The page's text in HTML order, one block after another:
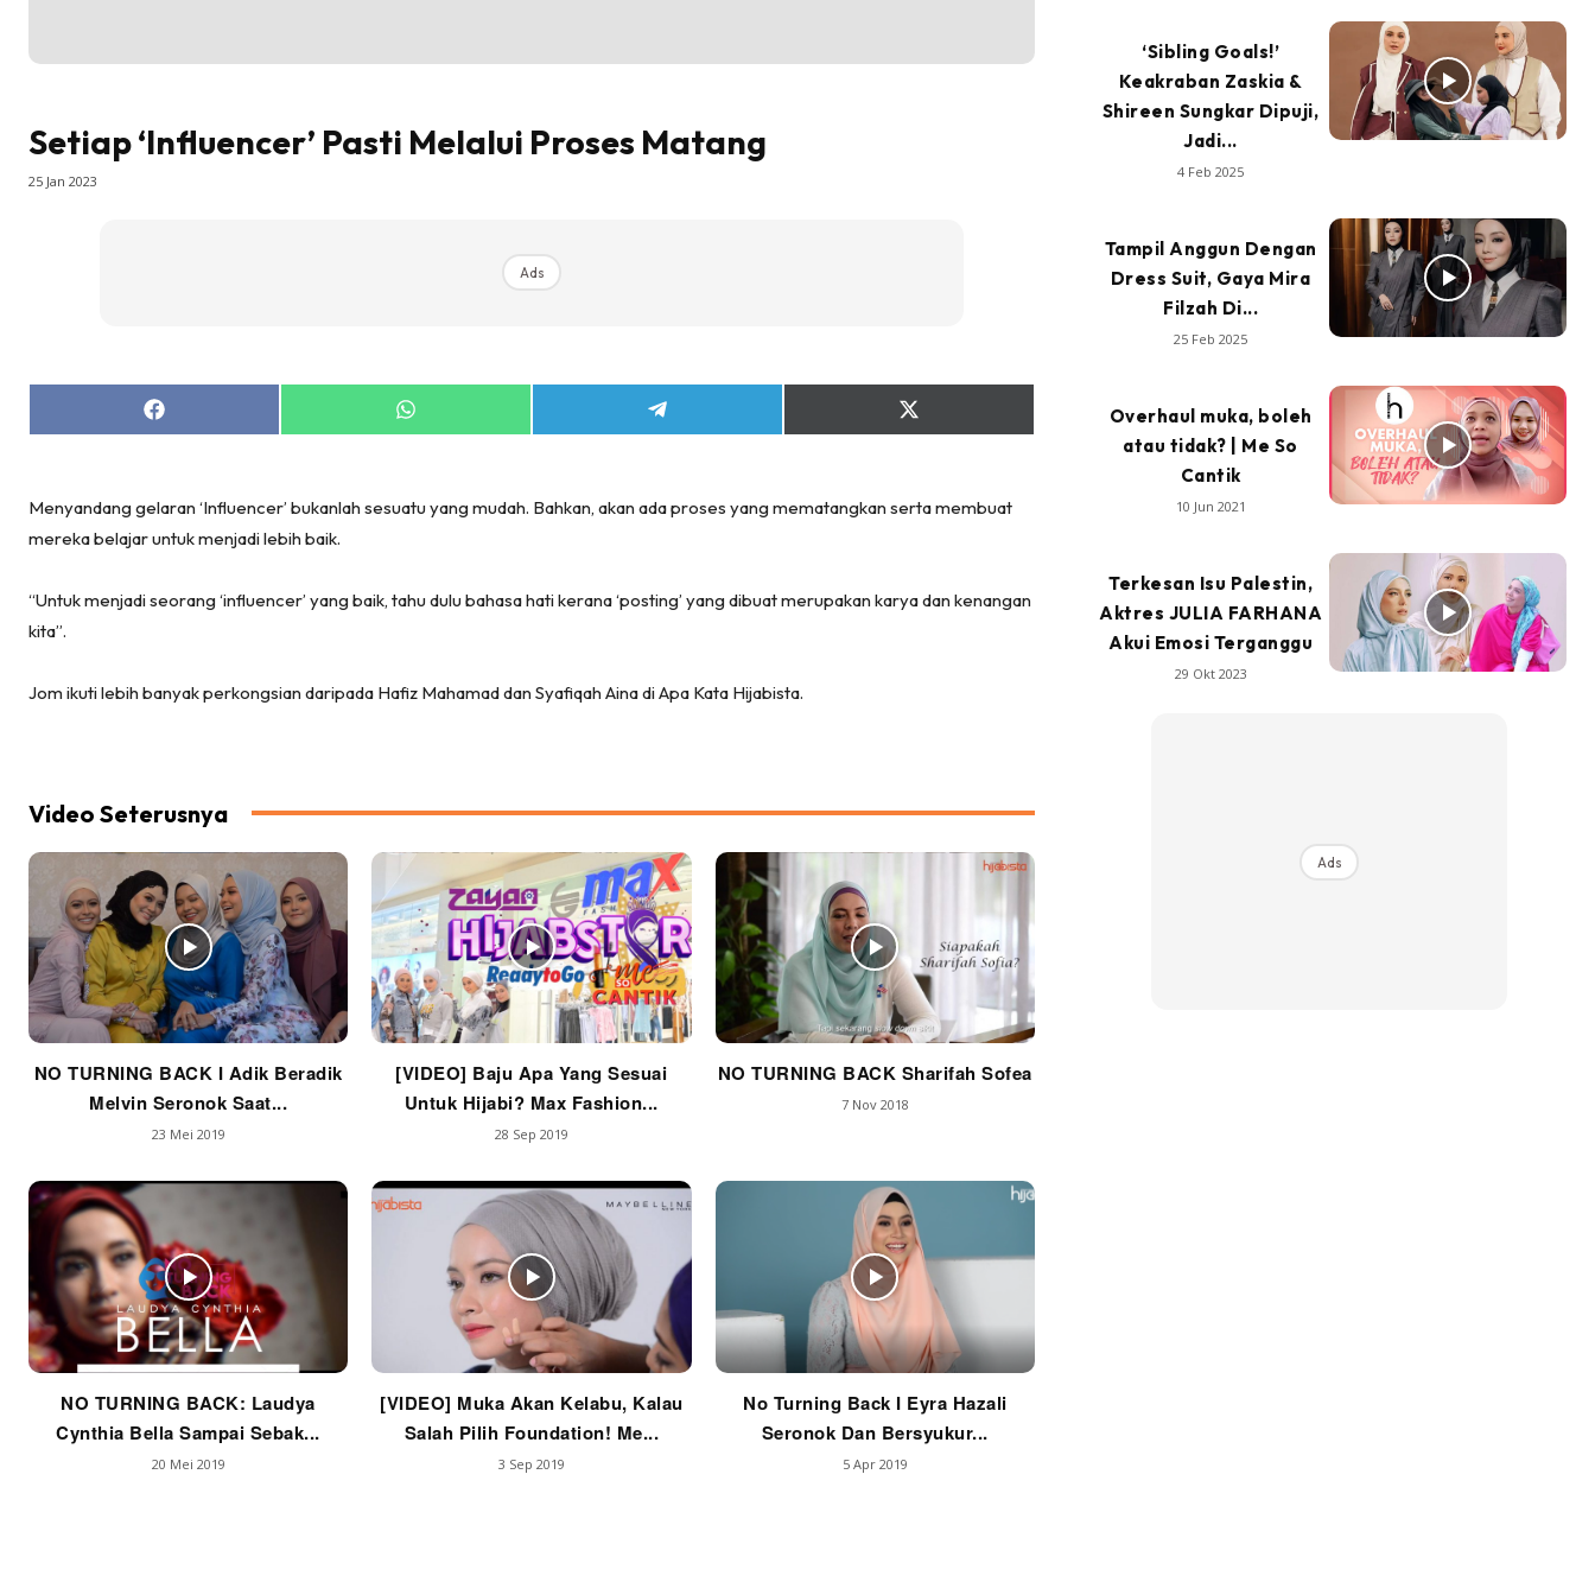
Setiap ‘Influencer’ Pasti Melalui Proses Matang
25 Jan 2023
Ads
Share
on
Share
on
Share
on
Share
on
Menyandang gelaran ‘Influencer’ bukanlah sesuatu yang mudah. Bahkan, akan ada proses yang mematangkan serta membuat
mereka belajar untuk menjadi lebih baik.
“Untuk menjadi seorang ‘influencer’ yang baik, tahu dulu bahasa hati kerana ‘posting’ yang dibuat merupakan karya dan kenangan
kita”.
Jom ikuti lebih banyak perkongsian daripada Hafiz Mahamad dan Syafiqah Aina di Apa Kata Hijabista.
Video Seterusnya
NO TURNING BACK I Adik Beradik
Melvin Seronok Saat...
23 Mei 2019
[VIDEO] Baju Apa Yang Sesuai
Untuk Hijabi? Max Fashion...
28 Sep 2019
NO TURNING BACK Sharifah Sofea
7 Nov 2018
NO TURNING BACK: Laudya
Cynthia Bella Sampai Sebak...
20 Mei 2019
[VIDEO] Muka Akan Kelabu, Kalau
Salah Pilih Foundation! Me...
3 Sep 2019
No Turning Back I Eyra Hazali
Seronok Dan Bersyukur...
5 Apr 2019
‘Sibling Goals!’
Keakraban Zaskia &
Shireen Sungkar Dipuji,
Jadi...
4 Feb 2025
Tampil Anggun Dengan
Dress Suit, Gaya Mira
Filzah Di...
25 Feb 2025
Overhaul muka, boleh
atau tidak? | Me So
Cantik
10 Jun 2021
Terkesan Isu Palestin,
Aktres JULIA FARHANA
Akui Emosi Terganggu
29 Okt 2023
Ads